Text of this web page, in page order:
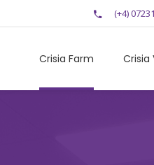
(+4)
Crisia Farm Crisia